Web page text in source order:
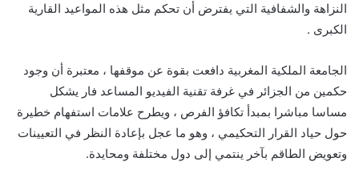
النزاهة والشفافية التي يفترض أن تحكم مثل هذه المواعيد القارية
الكبرى .
الجامعة الملكية المغربية دافعت بقوة عن موقفها ، معتبرة أن وجود
حكمين من الجزائر في غرفة تقنية الفيديو المساعد فار يشكل
مساسا مباشرا بمبدأ تكافؤ الفرص ، ويطرح علامات استفهام خطيرة
حول حياد القرار التحكيمي ، وهو ما عجل بإعادة النظر في التعيينات
وتعويض الطاقم بآخر ينتمي إلى دول مختلفة ومحايدة.